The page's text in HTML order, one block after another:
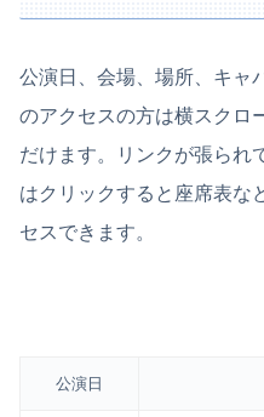
公演日、会場、場所、キャ
のアクセスの方は横スクロ
だけます。リンクが張られ
はクリックすると座席表な
セスできます。
公演日